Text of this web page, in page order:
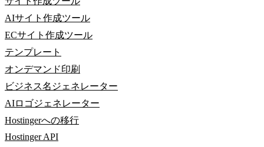
AIサイト作成ツール
ECサイト作成ツール
テンプレート
オンデマンド印刷
ビジネス名ジェネレーター
AIロゴジェネレーター
Hostingerへの移行
Hostinger API